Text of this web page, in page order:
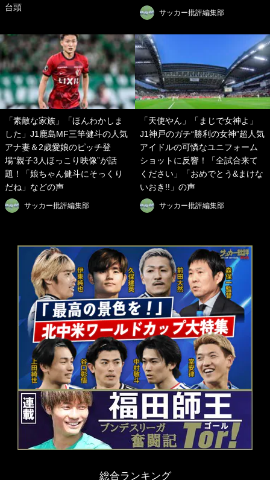
台頭
サッカー批評編集部
「素敵な家族」「ほんわかしま
した」J1鹿島MF三竿健斗の人気
アナ妻＆2歳愛娘のピッチ登
場“親子3人ほっこり映像”が話
題！「娘ちゃん健斗にそっくり
だね」などの声
サッカー批評編集部
「天使やん」「まじで女神よ」
J1神戸のガチ“勝利の女神”超人気
アイドルの可憐なユニフォーム
ショットに反響！「全試合来て
ください」「おめでとう&まけな
いおき!!」の声
サッカー批評編集部
総合ランキング